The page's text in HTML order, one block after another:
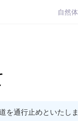
自然
を通行止めといたし